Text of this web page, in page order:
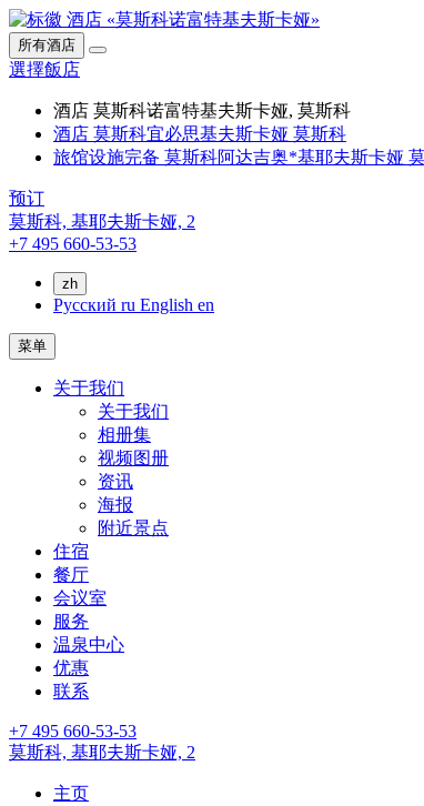
所有酒店
選擇飯店
酒店 莫斯科诺富特基夫斯卡娅, 莫斯科
酒店 莫斯科宜必思基夫斯卡娅 莫斯科
旅馆设施完备 莫斯科阿达吉奥*基耶夫斯卡娅
预订
莫斯科, 基耶夫斯卡娅, 2
+7 495 660-53-53
zh
Русский ru English en
菜单
关于我们
关于我们
相册集
视频图册
资讯
海报
附近景点
住宿
餐厅
会议室
服务
温泉中心
优惠
联系
+7 495 660-53-53
莫斯科, 基耶夫斯卡娅, 2
主页